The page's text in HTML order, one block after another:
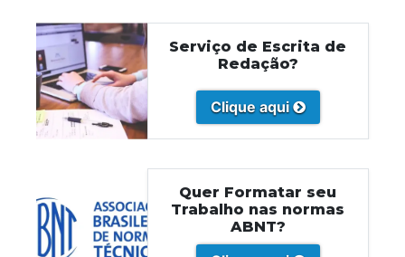
Serviço de Escrita de
Redação?
Clique aqui
Quer Formatar seu
Trabalho nas normas
ABNT?